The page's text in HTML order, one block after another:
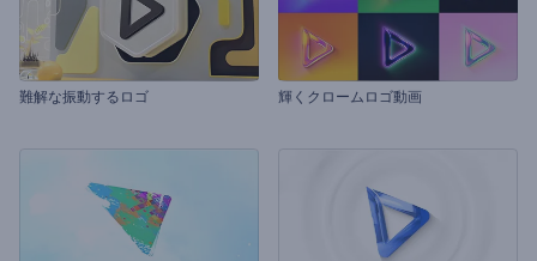
難解な振動するロゴ 輝くクロームロゴ動画